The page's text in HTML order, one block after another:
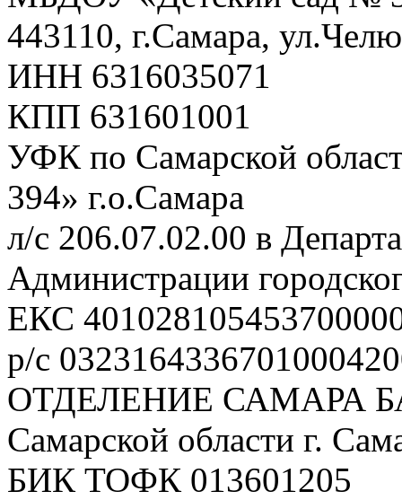
443110, г.Самара,
ИНН 6316035071
КПП 631601001
УФК по Самарской
394» г.о.Самара
л/с 206.07.02.00 в
Администрации
ЕКС
р/с
ОТДЕЛЕНИЕ САМАРА
Самарской области г.
БИК ТОФК 013601205